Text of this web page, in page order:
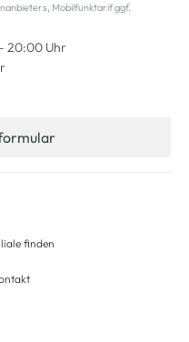
Mobilfunktarif ggf.
20:00 Uhr
finden